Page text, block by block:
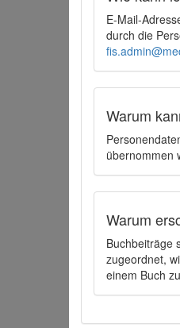
E-Mail-
durch die
Warum
übernommen
Warum
Buchbeiträge
zugeordnet,
einem Buch